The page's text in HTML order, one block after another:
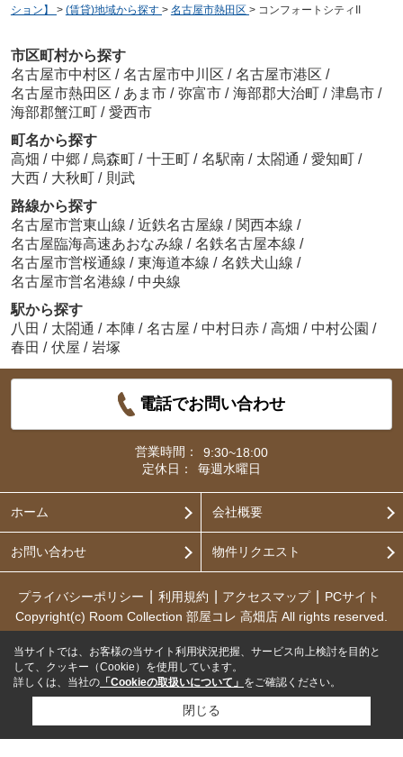
ション】
> (賃貸)地域から探す > 名古屋市熱田区 > コンフォートシティII
市区町村から探す
名古屋市中村区 / 名古屋市中川区 / 名古屋市港区 /
名古屋市熱田区 / あま市 / 弥富市 / 海部郡大治町 / 津島市 /
海部郡蟹江町 / 愛西市
町名から探す
高畑 / 中郷 / 烏森町 / 十王町 / 名駅南 / 太閤通 / 愛知町 /
大西 / 大秋町 / 則武
路線から探す
名古屋市営東山線 / 近鉄名古屋線 / 関西本線 /
名古屋臨海高速あおなみ線 / 名鉄名古屋本線 /
名古屋市営桜通線 / 東海道本線 / 名鉄犬山線 /
名古屋市営名港線 / 中央線
駅から探す
八田 / 太閤通 / 本陣 / 名古屋 / 中村日赤 / 高畑 / 中村公園 /
春田 / 伏屋 / 岩塚
電話でお問い合わせ
営業時間：
9:30~18:00
定休日：
毎週水曜日
ホーム 会社概要
お問い合わせ 物件リクエスト
プライバシーポリシー 利用規約 アクセスマップ
PCサイト
Copyright(c) Room Collection 部屋コレ 高畑店 All rights reserved.
当サイトでは、お客様の当サイト利用状況把握、サービス向上検討を目的と
して、クッキー（Cookie）を使用しています。
詳しくは、当社の 「Cookieの取扱いについて」 をご確認ください。
閉じる